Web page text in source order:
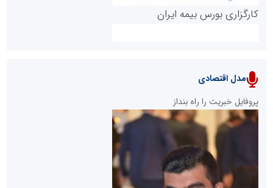
پایگاه خبری نهضت ملی مسکن
کارگزاری بورس بیمه ایران
سازمان بورس و اوراق بهادار
مدل اقتصادی
پروفایل خبریت را راه بنداز